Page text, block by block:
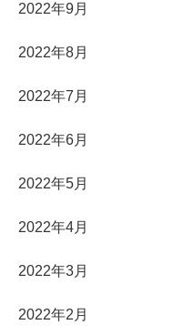
2022年9月
2022年8月
2022年7月
2022年6月
2022年5月
2022年4月
2022年3月
2022年2月